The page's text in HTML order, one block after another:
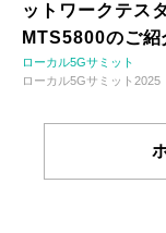
ットワークテス
MTS5800のご紹
ローカル5Gサミット
ローカル5Gサミット2025